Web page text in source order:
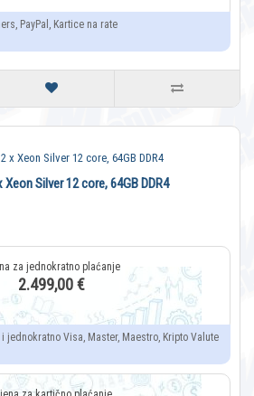
PayPal, Kartice na rate
Xeon Silver 12 core, 64GB DDR4
2.499,00 €
jednokratno Visa, Master, Maestro, Kripto Valute